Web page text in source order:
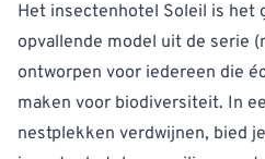
Het insectenhotel Soleil is het
opvallende model uit de serie
ontworpen voor iedereen die
maken voor biodiversiteit. In
nestplekken verdwijnen, bied